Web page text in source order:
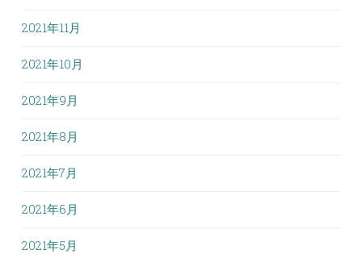
2021年11月
2021年10月
2021年9月
2021年8月
2021年7月
2021年6月
2021年5月